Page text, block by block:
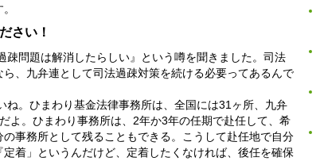
さい！
疎問題は解消したらしい』という噂を聞きました。司法
、九弁連として司法過疎対策を続ける必要ってあるんで
ね。ひまわり基金法律事務所は、全国には31ヶ所、九弁
よ。ひまわり事務所は、2年か3年の任期で赴任して、希
事務所として残ることもできる。こうして赴任地で自分
着」というんだけど、定着したくなければ、後任を確保